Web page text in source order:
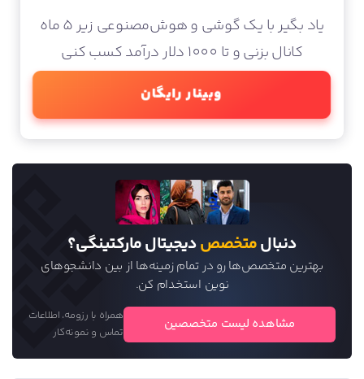
یاد بگیر با یک گوشی و هوش‌مصنوعی زیر 5 ماه
کانال بزنی و تا 1000 دلار درآمد کسب کنی
وبینار رایگان
دنبالمتخصصدیجیتال مارکتینگی؟
بهترین متخصص‌ها رو در تمام زمینه‌ها از بین دانشجو‌های
نوین استخدام کن.
مشاهده لیست متخصصین
همراه با رزومه، اطلاعات
تماس و نمونه‌کار